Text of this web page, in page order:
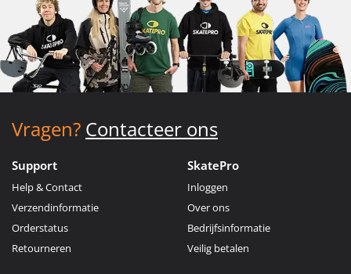
Vragen? Contacteer ons
Support
Help & Contact
Verzendinformatie
Orderstatus
Retourneren
SkatePro
Inloggen
Over ons
Bedrijfsinformatie
Veilig betalen